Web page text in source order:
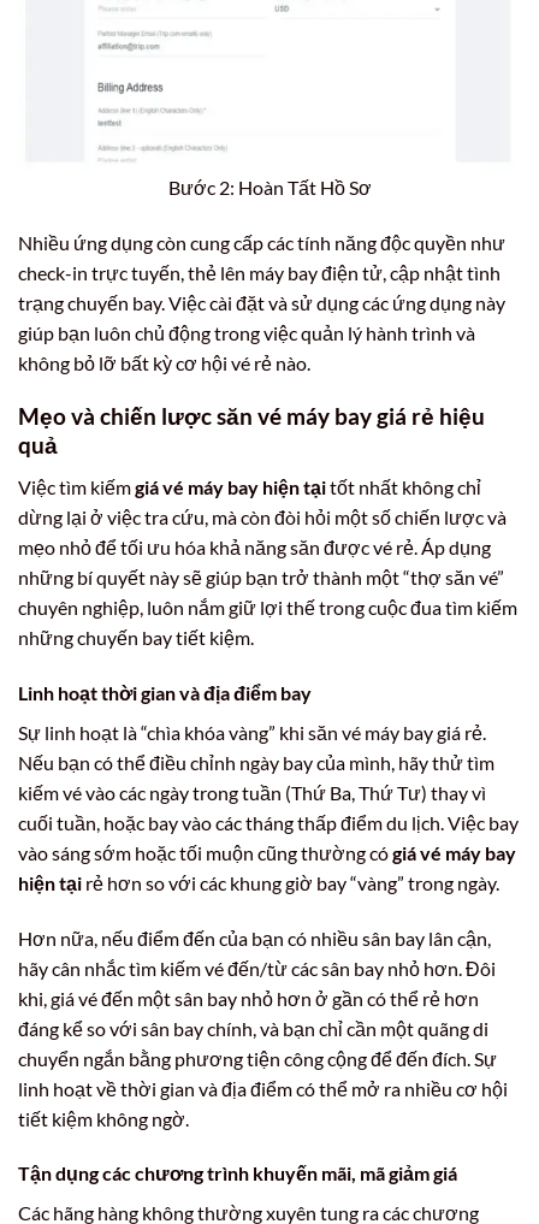
Bước 2: Hoàn Tất Hồ Sơ
Nhiều ứng dụng còn cung cấp các tính năng độc quyền như
check-in trực tuyến, thẻ lên máy bay điện tử, cập nhật tình
trạng chuyến bay. Việc cài đặt và sử dụng các ứng dụng này
giúp bạn luôn chủ động trong việc quản lý hành trình và
không bỏ lỡ bất kỳ cơ hội vé rẻ nào.
Mẹo và chiến lược săn vé máy bay giá rẻ hiệu
quả
Việc tìm kiếmgiá vé máy bay hiện tạitốt nhất không chỉ
dừng lại ở việc tra cứu, mà còn đòi hỏi một số chiến lược và
mẹo nhỏ để tối ưu hóa khả năng săn được vé rẻ. Áp dụng
những bí quyết này sẽ giúp bạn trở thành một “thợ săn vé”
chuyên nghiệp, luôn nắm giữ lợi thế trong cuộc đua tìm kiếm
những chuyến bay tiết kiệm.
Linh hoạt thời gian và địa điểm bay
Sự linh hoạt là “chìa khóa vàng” khi săn vé máy bay giá rẻ.
Nếu bạn có thể điều chỉnh ngày bay của mình, hãy thử tìm
kiếm vé vào các ngày trong tuần (Thứ Ba, Thứ Tư) thay vì
cuối tuần, hoặc bay vào các tháng thấp điểm du lịch. Việc bay
vào sáng sớm hoặc tối muộn cũng thường cógiá vé máy bay
hiện tại rẻ hơn so với các khung giờ bay “vàng” trong ngày.
Hơn nữa, nếu điểm đến của bạn có nhiều sân bay lân cận,
hãy cân nhắc tìm kiếm vé đến/từ các sân bay nhỏ hơn. Đôi
khi, giá vé đến một sân bay nhỏ hơn ở gần có thể rẻ hơn
đáng kể so với sân bay chính, và bạn chỉ cần một quãng di
chuyển ngắn bằng phương tiện công cộng để đến đích. Sự
linh hoạt về thời gian và địa điểm có thể mở ra nhiều cơ hội
tiết kiệm không ngờ.
Tận dụng các chương trình khuyến mãi, mã giảm giá
Các hãng hàng không thường xuyên tung ra các chương